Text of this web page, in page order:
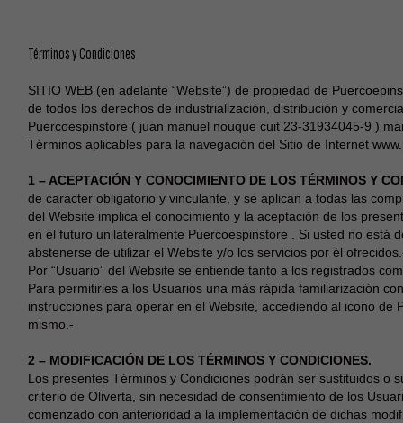
Términos y Condiciones
SITIO WEB (en adelante “Website”) de propiedad de
de todos los derechos de industrialización, distribución y
Puercoespinstore ( juan manuel nouque cuit 23-31934045-9 )
Términos aplicables para la navegación del Sitio de Internet
1 – ACEPTACIÓN Y CONOCIMIENTO DE LOS TÉRMINOS Y
de carácter obligatorio y vinculante, y se aplican a todas las
del Website implica el conocimiento y la aceptación de los
en el futuro unilateralmente Puercoespinstore . Si usted no está
abstenerse de utilizar el Website y/o los servicios por él
Por “Usuario” del Website se entiende tanto a los registrados
Para permitirles a los Usuarios una más rápida familiarización
instrucciones para operar en el Website, accediendo al icono
mismo.-
2 – MODIFICACIÓN DE LOS TÉRMINOS Y CONDICIONES.
Los presentes Términos y Condiciones podrán ser sustituidos o
criterio de Oliverta, sin necesidad de consentimiento de los
comenzado con anterioridad a la implementación de dichas